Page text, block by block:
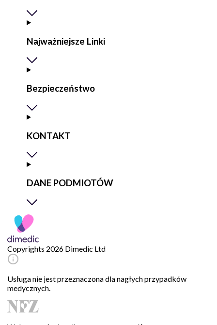
Najważniejsze Linki
Bezpieczeństwo
KONTAKT
DANE PODMIOTÓW
Copyrights 2026 Dimedic Ltd
Usługa nie jest przeznaczona dla nagłych przypadków
medycznych.